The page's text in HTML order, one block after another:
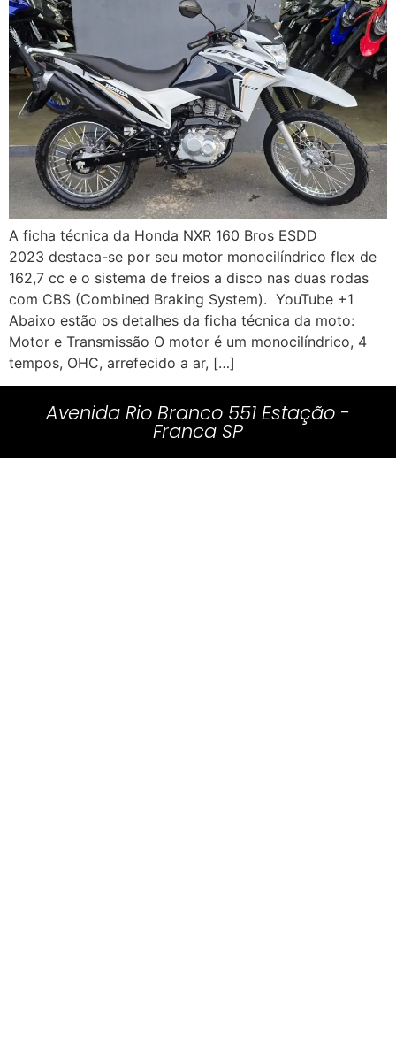
A ficha técnica da Honda NXR 160 Bros ESDD
2023 destaca-se por seu motor monocilíndrico flex de
162,7 cc e o sistema de freios a disco nas duas rodas
com CBS (Combined Braking System). YouTube +1
Abaixo estão os detalhes da ficha técnica da moto:
Motor e Transmissão O motor é um monocilíndrico, 4
tempos, OHC, arrefecido a ar, […]
Avenida Rio Branco 551 Estação -
Franca SP